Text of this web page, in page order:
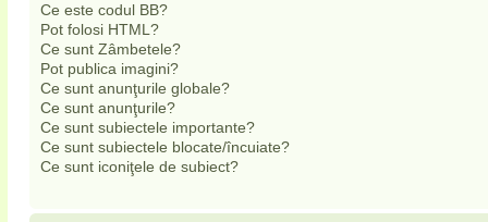
Ce este codul BB?
Pot folosi HTML?
Ce sunt Zâmbetele?
Pot publica imagini?
Ce sunt anunţurile globale?
Ce sunt anunţurile?
Ce sunt subiectele importante?
Ce sunt subiectele blocate/încuiate?
Ce sunt iconiţele de subiect?